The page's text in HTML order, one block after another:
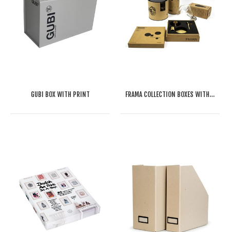
GUBI BOX WITH PRINT FRAMA COLLECTION BOXES WITH PRINT